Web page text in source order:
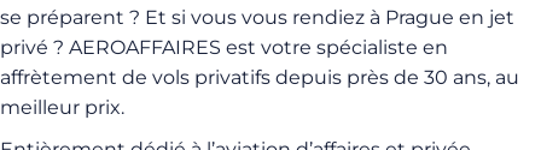
se préparent ? Et si vous vous rendiez à Prague en jet
privé ? AEROAFFAIRES est votre spécialiste en
affrètement de vols privatifs depuis près de 30 ans, au
meilleur prix.